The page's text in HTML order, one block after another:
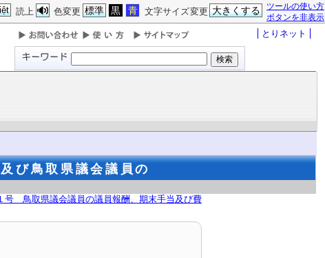
ツールの使い方
ボタンを非表示
文字サイズ変更 大きくする
色変更 標準 黒 青
読上
とりネット
び鳥取県議会議員の
号 鳥取県議会議員の議員報酬、期末手当及び費